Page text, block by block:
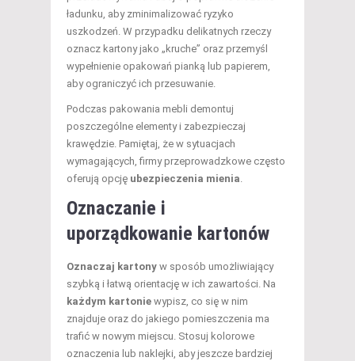
ładunku, aby zminimalizować ryzyko
uszkodzeń. W przypadku delikatnych rzeczy
oznacz kartony jako „kruche” oraz przemyśl
wypełnienie opakowań pianką lub papierem,
aby ograniczyć ich przesuwanie.
Podczas pakowania mebli demontuj
poszczególne elementy i zabezpieczaj
krawędzie. Pamiętaj, że w sytuacjach
wymagających, firmy przeprowadzkowe często
oferują opcję ubezpieczenia mienia.
Oznaczanie i
uporządkowanie kartonów
Oznaczaj kartony w sposób umożliwiający
szybką i łatwą orientację w ich zawartości. Na
każdym kartonie wypisz, co się w nim
znajduje oraz do jakiego pomieszczenia ma
trafić w nowym miejscu. Stosuj kolorowe
oznaczenia lub naklejki, aby jeszcze bardziej